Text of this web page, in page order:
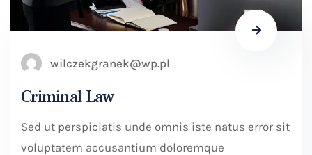
wilczekgranek@wp.pl
Criminal Law
Sed ut perspiciatis unde omnis iste natus error sit
voluptatem accusantium doloremque